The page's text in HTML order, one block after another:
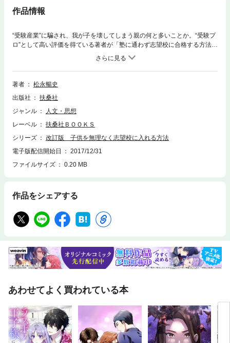
作品情報
“受験産業”に騙され、我が子を壊してしまう親の何と多いことか。“受験プ
ロ”として高い評価を得ている著者が「塾に通わず志望校に合格する方法」
著者
松永暢史
出版社
扶桑社
ジャンル
人文・思想
レーベル
扶桑社ＢＯＯＫＳ
シリーズ
改訂版 子供を無理なく志望校に入れる方法
電子版配信開始日
2017/12/31
ファイルサイズ
0.20 MB
作品をシェアする
あわせてよく買われている本